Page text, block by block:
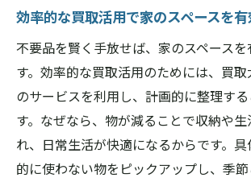
高額売却に導く買取大吉大和
リサイクル活動に役立つ買取の流
買取大吉大和八木店で知るリ
の流れ
スムーズなリサイクル実践の
ト
効率的な買取活用で家のスペースを
不要品を賢く手放せば、家のスペース
す。効率的な買取活用のためには、買
のサービスを利用し、計画的に整理す
す。なぜなら、物が減ることで収納や
れ、日常生活が快適になるからです。
的に使わない物をピックアップし、季